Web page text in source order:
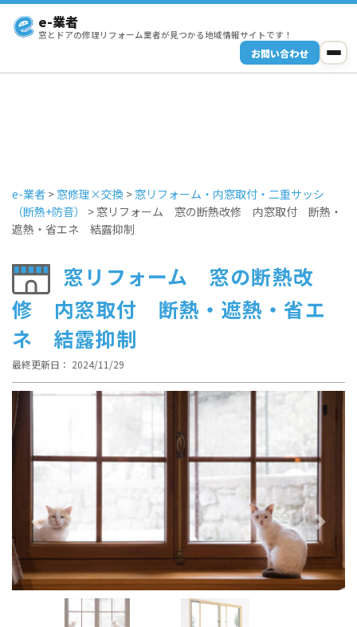
e-業者
窓とドアの修理リフォーム業者が見つかる地域情報サイトです！
お問い合わせ
e-業者 > 窓修理×交換 > 窓リフォーム・内窓取付・二重サッシ
（断熱+防音）
> 窓リフォーム 窓の断熱改修 内窓取付 断熱・
遮熱・省エネ 結露抑制
窓リフォーム 窓の断熱改
修 内窓取付 断熱・遮熱・省エ
ネ 結露抑制
最終更新日： 2024/11/29
Previous Next